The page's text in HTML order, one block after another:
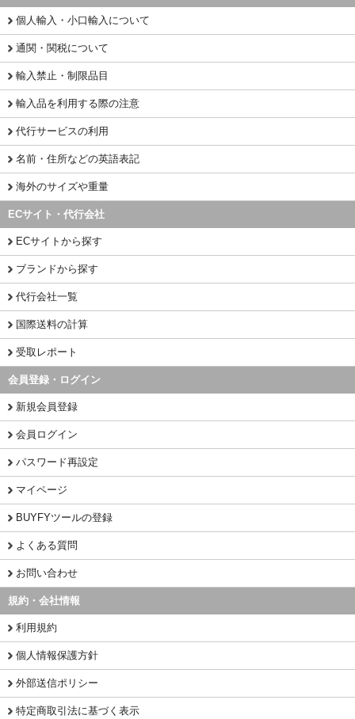
個人輸入・小口輸入について
通関・関税について
輸入禁止・制限品目
輸入品を利用する際の注意
代行サービスの利用
名前・住所などの英語表記
海外のサイズや重量
ECサイト・代行会社
ECサイトから探す
ブランドから探す
代行会社一覧
国際送料の計算
受取レポート
会員登録・ログイン
新規会員登録
会員ログイン
パスワード再設定
マイページ
BUYFYツールの登録
よくある質問
お問い合わせ
規約・会社情報
利用規約
個人情報保護方針
外部送信ポリシー
特定商取引法に基づく表示